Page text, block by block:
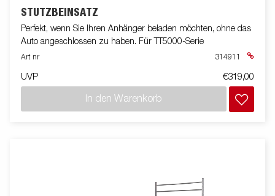
STÜTZBEINSATZ
Perfekt, wenn Sie Ihren Anhänger beladen möchten, ohne das
Auto angeschlossen zu haben. Für TT5000-Serie
Art nr 314911
UVP €319,00
In den Warenkorb